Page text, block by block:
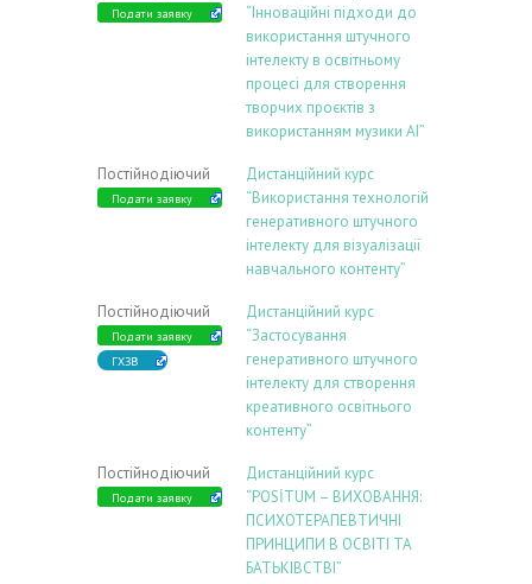
Подати заявку
“Інноваційні підходи до
використання штучного
інтелекту в освітньому
процесі для створення
творчих проєктів з
використанням музики АІ”
Постійнодіючий
Подати заявку
Дистанційний курс
“Використання технологій
генеративного штучного
інтелекту для візуалізації
навчального контенту”
Постійнодіючий
Подати заявку
ГХЗВ
Дистанційний курс
“Застосування
генеративного штучного
інтелекту для створення
креативного освітнього
контенту”
Постійнодіючий
Подати заявку
Дистанційний курс
“POSİTUM – ВИХОВАННЯ:
ПСИХОТЕРАПЕВТИЧНІ
ПРИНЦИПИ В ОСВІТІ ТА
БАТЬКІВСТВІ”